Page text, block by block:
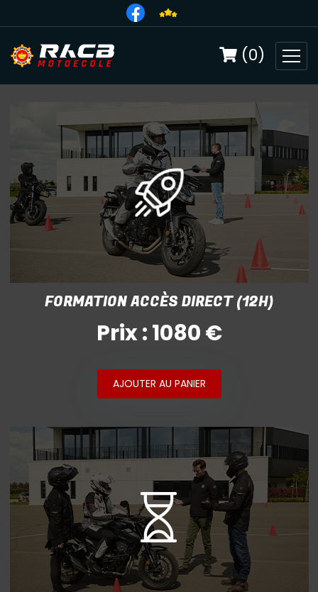
(0)
FORMATION ACCÈS DIRECT (12H)
Prix : 1080 €
AJOUTER AU PANIER